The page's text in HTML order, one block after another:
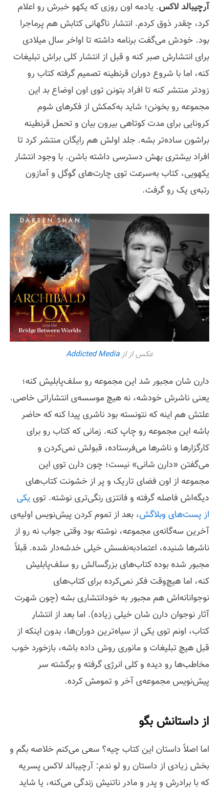
آرچیبالد لاکس. یادمه اون روزی که یکهو خبرش رو اعلام
کرد، چقدر ذوق کردم. انتشار ناگهانی کتابش هم پرماجرا
بود. خودش می‌گفت برنامه داشته تا اواخر سال میلادی
برای انتشارش صبر کنه و قبل از انتشار کلی براش تبلیغات
کنه، اما با شروع دوران قرنطینه تصمیم گرفته کتاب رو
زودتر منتشر کنه تا افراد بتونن توی اون اوضاع بد این
مجموعه رو بخونن؛ شاید به‌کمکش از فکرهای شوم
کرونایی برای مدت کوتاهی بیرون بیان و تحمل قرنطینه
براشون ساده‌تر بشه. جلد اولش هم رایگان منتشر کرد تا
افراد بیشتری بهش دسترسی داشته باشن. با وجود انتشار
یکهویی، کتاب به‌سرعت توی چارت‌های گوگل و آمازون
رتبه‌ی یک رو گرفت.
عکس از ازAddicted Media
دارن شان مجبور شد این مجموعه رو سلف‌پابلیش کنه؛
یعنی ناشرش خودشه، نه هیچ موسسه‌ی انتشاراتی خاصی.
علتش هم اینه که نتونسته بود ناشری پیدا کنه که حاضر
باشه این مجموعه رو چاپ کنه. زمانی که کتاب رو برای
کارگزارها و ناشرها می‌فرستاده، قبولش نمی‌کردن و
می‌گفتن «دارن شانی» نیست؛ چون دارن توی این
مجموعه از اون فضای تاریک و پر از خشونت کتاب‌های
دیگه‌اش فاصله گرفته و فانتزی رنگی‌تری نوشته. توی یکی
از پست‌های وبلاگش، بعد از تموم کردن پیش‌نویس اولیه‌ی
آخرین سه‌گانه‌ی مجموعه، نوشته بود وقتی جواب نه رو از
ناشرها شنیده، اعتماد‌به‌نفسش خیلی خدشه‌دار شده. قبلاً
مجبور شده بوده کتاب‌های بزرگسالش رو سلف‌پابلیش
کنه، اما هیچ‌وقت فکر نمی‌کرده برای کتاب‌های
نوجوانانه‌اش هم مجبور به خودانتشاری بشه (چون شهرت
آثار نوجوان دارن شان خیلی زیاده). اما بعد از انتشار
کتاب، اونم توی یکی از سیاه‌ترین دوران‌ها، بدون اینکه از
قبل هیچ تبلیغات و مانوری روش داده باشه، بازخورد خوب
مخاطب‌ها رو دیده و کلی انرژی گرفته و برگشته سر
پیش‌نویس مجموعه‌ی آخر و تمومش کرده.
از داستانش بگو
اما اصلاً داستان این کتاب چیه؟ سعی می‌کنم خلاصه بگم و
بخش زیادی از داستان رو لو ندم: آرچیبالد لاکس پسریه
که با برادرش و پدر و مادر ناتنیش زندگی می‌کنه، یا شاید